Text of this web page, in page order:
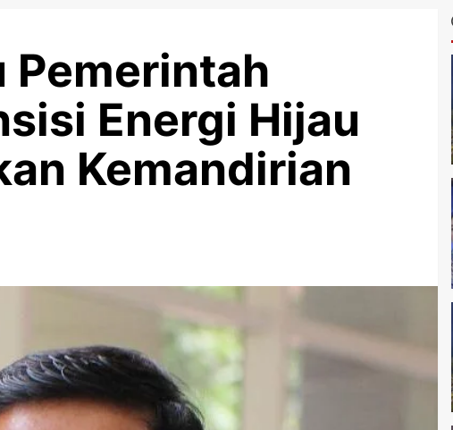
Pemerintah
Energi Hijau
Kemandirian